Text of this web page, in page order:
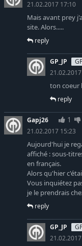
21.02.2017 17:10
Mais avant prey
site. Alors.....
reply
GP_JP
ton coeur
reply
Gapj26 1
21.02.2017 15:23
Aujourd'hui je
affiché : sous-
en français.
Alors qu'hier
Vous inquiétez
je le prendrais
reply
GP_JP